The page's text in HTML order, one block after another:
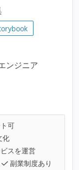
ンジニア
可
化
スを運営
副業制度あり